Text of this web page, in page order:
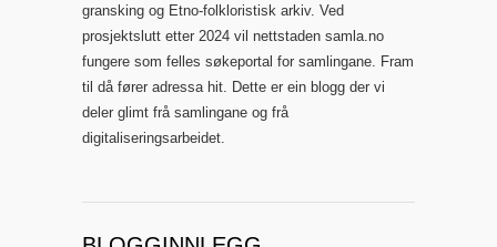
gransking og Etno-folkloristisk arkiv. Ved
prosjektslutt etter 2024 vil nettstaden samla.no
fungere som felles søkeportal for samlingane. Fram
til då fører adressa hit. Dette er ein blogg der vi
deler glimt frå samlingane og frå
digitaliseringsarbeidet.